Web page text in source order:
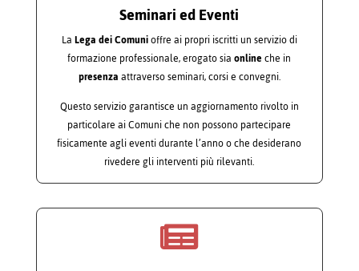
Seminari ed Eventi
LaLega dei Comunioffre ai propri iscritti un servizio di
formazione professionale, erogato siaonlineche in
presenzaattraverso seminari, corsi e convegni.
Questo servizio garantisce un aggiornamento rivolto in
particolare ai Comuni che non possono partecipare
fisicamente agli eventi durante l’anno o che desiderano
rivedere gli interventi più rilevanti.
